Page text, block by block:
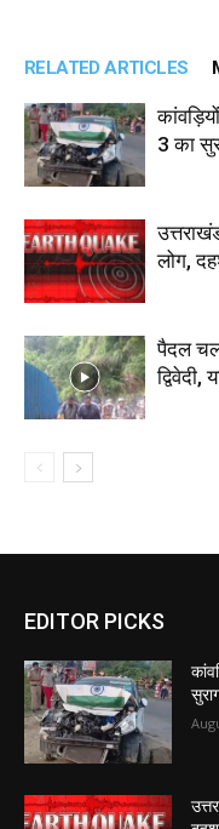
RELATED ARTICLES
3 का
लोग,
पैदल
द्विवेदी,
EDITOR PICKS